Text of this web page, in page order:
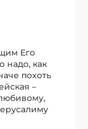
Его
надо, как
похоть
–